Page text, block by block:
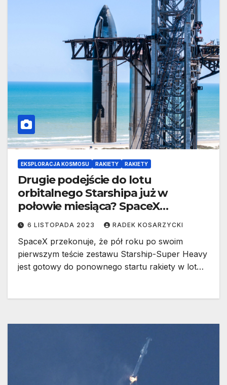
EKSPLORACJA KOSMOSU RAKIETY RAKIETY
Drugie podejście do lotu
orbitalnego Starshipa już w
połowie miesiąca? SpaceX
deklaruje gotowość
6 LISTOPADA 2023 RADEK KOSARZYCKI
SpaceX przekonuje, że pół roku po swoim
pierwszym teście zestawu Starship-Super Heavy
jest gotowy do ponownego startu rakiety w lot…